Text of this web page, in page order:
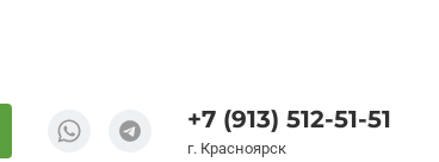
+7 (913) 512-51-51
г. Красноярск